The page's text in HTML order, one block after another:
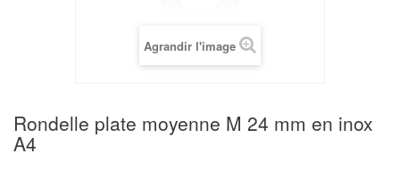
Agrandir l'image
Rondelle plate moyenne M 24 mm en inox
A4